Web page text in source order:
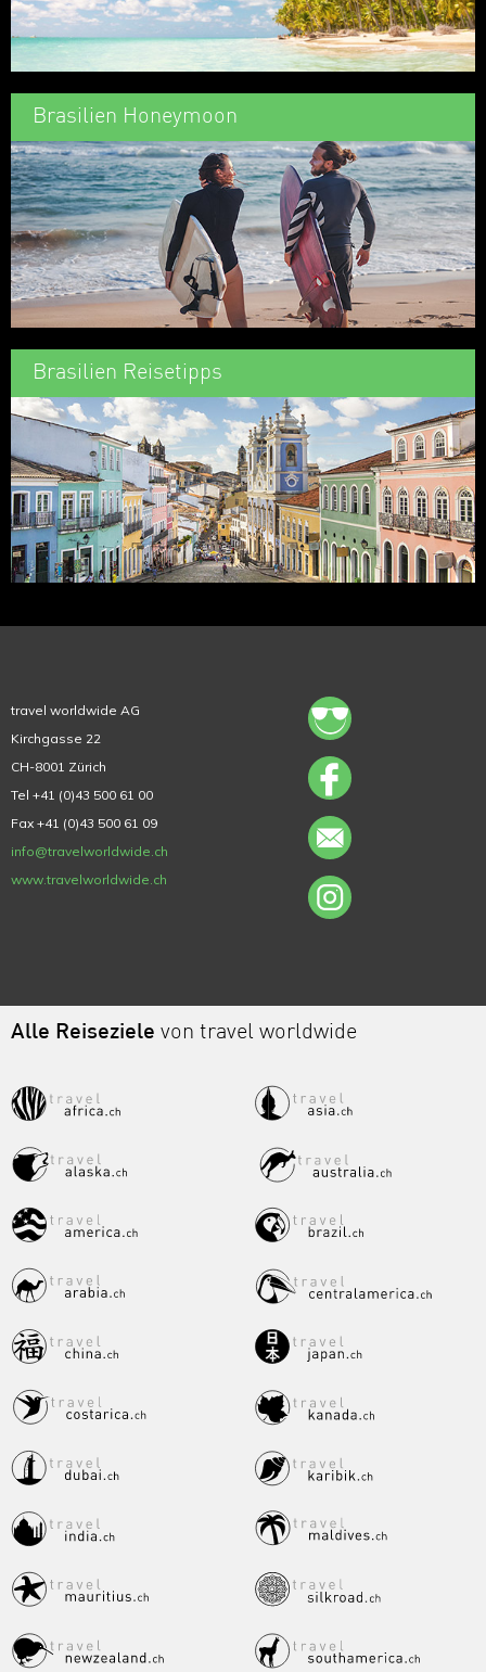
Brasilien Honeymoon
Brasilien Reisetipps
travel worldwide AG
Kirchgasse 22
CH-8001 Zürich
Tel +41 (0)43 500 61 00
Fax +41 (0)43 500 61 09
info@travelworldwide.ch
www.travelworldwide.ch
Alle Reiseziele von travel worldwide